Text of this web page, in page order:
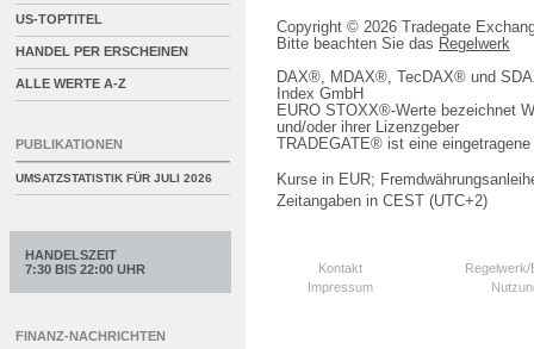
Copyright © 2026 Tradegate
Bitte beachten Sie das Regelwerk
DAX®, MDAX®, TecDAX® und
Index GmbH
EURO STOXX®-Werte bezeichnet
und/oder ihrer Lizenzgeber
TRADEGATE® ist eine
Kurse in EUR;
Zeitangaben in CEST (UTC+2)
Kontakt
Impressum
US-TOPTITEL
HANDEL PER ERSCHEINEN
ALLE WERTE A-Z
PUBLIKATIONEN
UMSATZSTATISTIK FÜR JULI 2026
HANDELSZEIT
7:30 BIS 22:00 UHR
FINANZ-NACHRICHTEN